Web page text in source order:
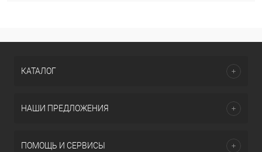
КАТАЛОГ
НАШИ ПРЕДЛОЖЕНИЯ
ПОМОЩЬ И СЕРВИСЫ